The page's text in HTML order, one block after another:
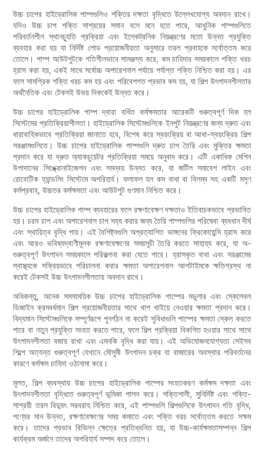
উচ্চ চাপের হাইড্রোলিক পাম্পগুলিও শক্তির দক্ষতা বৃদ্ধিতে উল্লেখযোগ্য অবদান রাখে।
যদিও উচ্চ চাপ শক্তি সাশ্রয়ের সমান বলে মনে হতে পারে, আধুনিক পাম্পগুলিতে
পরিবর্তনশীল স্থানচ্যুতি প্রক্রিয়া এবং ইলেকট্রনিক নিয়ন্ত্রণের মতো উন্নত প্রযুক্তি
ব্যবহার করা হয় যা নির্দিষ্ট লোড প্রয়োজনীয়তা অনুসারে তরল প্রবাহকে সর্বোত্তম করে
তোলে। পাম্প আউটপুটকে গতিশীলভাবে সামঞ্জস্য করে, কম চাহিদার সময়কালে শক্তি খরচ
হ্রাস করা হয়, একই সাথে সর্বোচ্চ অপারেশনাল পর্যায়ে পর্যাপ্ত শক্তি নিশ্চিত করা হয়। এর
ফলে সামগ্রিক শক্তি খরচ কম হয় এবং পরিবেশগত প্রভাব কম হয়, যা শিল্প উৎপাদনশীলতার
অর্থনৈতিক এবং টেকসই উভয় দিককেই উন্নত করে।
উচ্চ চাপের হাইড্রোলিক পাম্প দ্বারা বর্ধিত কর্মক্ষমতার আরেকটি গুরুত্বপূর্ণ দিক হল
সিস্টেমের প্রতিক্রিয়াশীলতা। হাইড্রোলিক সিস্টেমগুলিকে ইনপুট নিয়ন্ত্রণের জন্য দ্রুত এবং
ধারাবাহিকভাবে প্রতিক্রিয়া জানাতে হবে, বিশেষ করে স্বয়ংক্রিয় বা আধা-স্বয়ংক্রিয় শিল্প
সরঞ্জামগুলিতে। উচ্চ চাপের হাইড্রোলিক পাম্পগুলি দ্রুত চাপ তৈরি এবং মুক্তির ক্ষমতা
প্রদান করে যা দ্রুত অ্যাকচুয়েটর প্রতিক্রিয়া সময়ে অনুবাদ করে। এটি একাধিক মেশিন
উপাদানের সিঙ্ক্রোনাইজেশন এবং সমন্বয় উন্নত করে, যা জটিল সমাবেশ লাইন এবং
রোবোটিক হ্যান্ডলিং সিস্টেমে অপরিহার্য। ফলাফল হল কম বাধা বা বিলম্ব সহ একটি মসৃণ
কর্মপ্রবাহ, উচ্চতর কর্মক্ষমতা এবং আউটপুট গুণমান নিশ্চিত করে।
উচ্চ চাপের হাইড্রোলিক পাম্প ব্যবহারের ফলে রক্ষণাবেক্ষণ দক্ষতাও ইতিবাচকভাবে প্রভাবিত
হয়। চরম চাপ এবং অপারেশনাল চাপ সহ্য করার জন্য তৈরি পাম্পগুলির পরিষেবা ব্যবধান দীর্ঘ
এবং স্থায়িত্ব বৃদ্ধি পায়। এই বৈশিষ্ট্যগুলি অপ্রত্যাশিত ভাঙ্গনের ফ্রিকোয়েন্সি হ্রাস করে
এবং আরও ভবিষ্যদ্বাণীমূলক রক্ষণাবেক্ষণের সময়সূচী তৈরি করতে সাহায্য করে, যা অ-
গুরুত্বপূর্ণ উৎপাদন সময়কালে পরিকল্পনা করা যেতে পারে। হ্রাসকৃত বাধা এবং সরঞ্জামের
স্বাস্থ্যকে সক্রিয়ভাবে পরিচালনা করার ক্ষমতা অপারেশনাল আপটাইমকে ক্ষতিগ্রস্থ না
করেই টেকসই উচ্চ উৎপাদনশীলতায় অবদান রাখে।
অধিকন্তু, অনেক সমসাময়িক উচ্চ চাপের হাইড্রোলিক পাম্পের মডুলার এবং স্কেলেবল
ডিজাইন ক্রমবর্ধমান শিল্প প্রয়োজনীয়তার সাথে খাপ খাইয়ে নেওয়ার ক্ষমতা প্রদান করে।
বিদ্যমান সিস্টেমগুলিকে সম্পূর্ণরূপে পুনর্গঠন না করেই সুবিধাগুলি পাম্পের ক্ষমতা স্কেল করতে
পারে বা নতুন প্রযুক্তি সংহত করতে পারে, ফলে শিল্প প্রক্রিয়া বিকশিত হওয়ার সাথে সাথে
উৎপাদনশীলতা বজায় রাখা এবং এমনকি বৃদ্ধি করা যায়। এই অভিযোজনযোগ্যতা সেইসব
শিল্পে অত্যন্ত গুরুত্বপূর্ণ যেখানে মৌসুমী উৎপাদন চক্র বা বাজারের অবস্থার পরিবর্তনের
কারণে কর্মক্ষম চাহিদা ওঠানামা করে।
মূলত, শিল্প ব্যবস্থায় উচ্চ চাপের হাইড্রোলিক পাম্পের সংহতকরণ কর্মক্ষম দক্ষতা এবং
উৎপাদনশীলতা বৃদ্ধিতে গুরুত্বপূর্ণ ভূমিকা পালন করে। শক্তিশালী, সুনির্দিষ্ট এবং শক্তি-
সাশ্রয়ী তরল বিদ্যুৎ সরবরাহ নিশ্চিত করে, এই পাম্পগুলি শিল্পগুলিকে উৎপাদন গতি বৃদ্ধি,
পণ্যের মান উন্নত, রক্ষণাবেক্ষণের সময় কমাতে এবং শক্তি খরচ সর্বোত্তম করতে সক্ষম
করে। তাদের প্রভাব বিভিন্ন ক্ষেত্রে প্রতিধ্বনিত হয়, যা উচ্চ-কার্যক্ষমতাসম্পন্ন শিল্প
কার্যক্রম অর্জনে তাদের অপরিহার্য সম্পদ করে তোলে।